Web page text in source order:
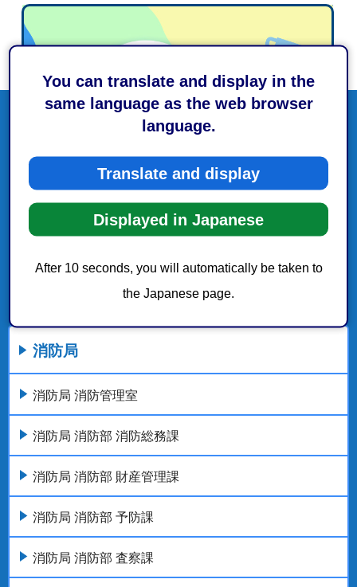
You can translate and display in the
same language as the web browser
language.
Translate and display
Displayed in Japanese
After 10 seconds, you will automatically be taken to
the Japanese page.
消防局
消防局 消防管理室
消防局 消防部 消防総務課
消防局 消防部 財産管理課
消防局 消防部 予防課
消防局 消防部 査察課